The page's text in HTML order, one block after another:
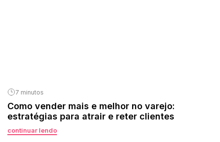
7 minutos
Como vender mais e melhor no varejo:
estratégias para atrair e reter clientes
continuar lendo